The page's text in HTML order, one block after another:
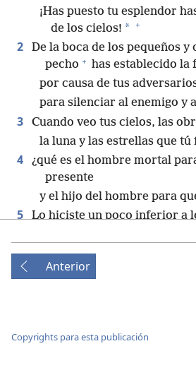
¡Has puesto tu esplendor
de los cielos! * +
2
De la boca de los pequeños y
pecho + has establecido la
por causa de tus
para silenciar al enemigo y
3
Cuando veo tus cielos, las
la luna y las estrellas que tú
4
¿qué es el hombre mortal
presente
y el hijo del hombre para
5 Lo hiciste un poco inferior a
6 Le diste el dominio sobre las
+
8
Anterior
Copyrights para esta publicación